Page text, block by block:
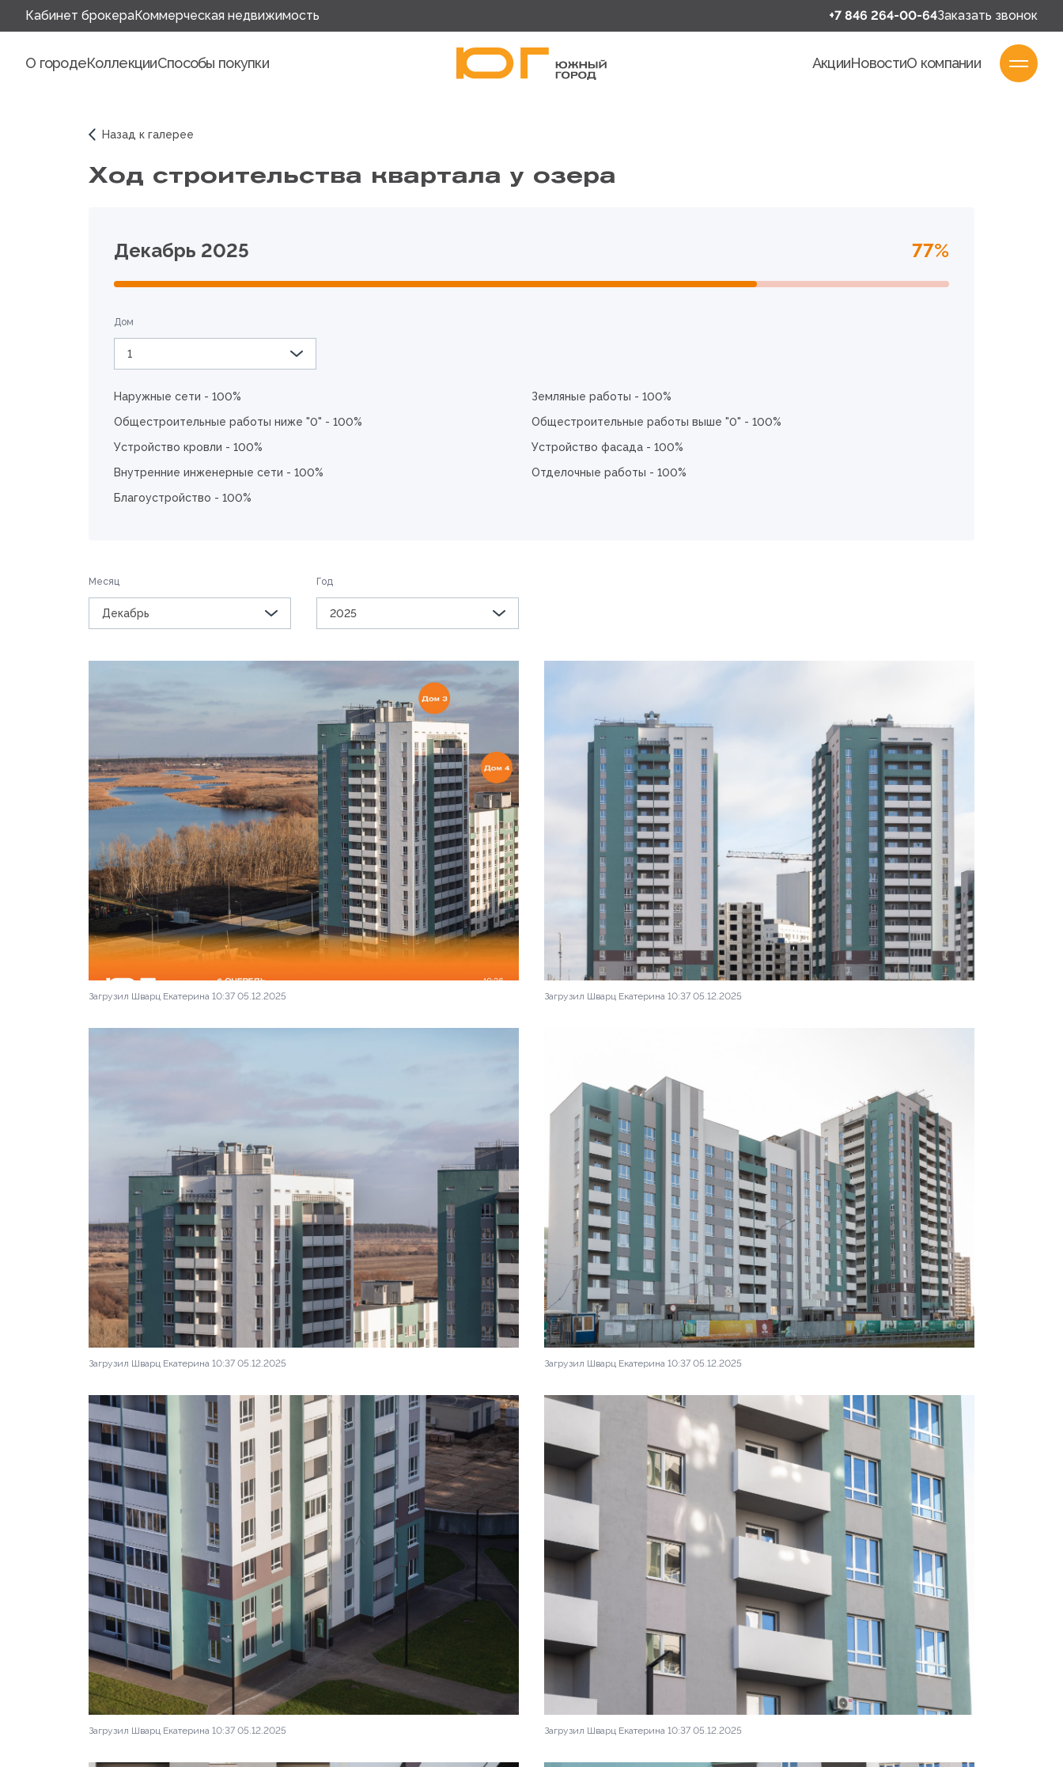
Кабинет брокераКоммерческая недвижимость +7 846 264-00-64Заказать звонок
О городеКоллекцииСпособы покупки АкцииНовостиО компании
Назад к галерее
Ход строительства квартала у озера
Декабрь 2025 77%
Дом
1
Наружные сети - 100%
Земляные работы - 100%
Общестроительные работы ниже "0" - 100%
Общестроительные работы выше "0" - 100%
Устройство кровли - 100%
Устройство фасада - 100%
Внутренние инженерные сети - 100%
Отделочные работы - 100%
Благоустройство - 100%
Месяц
Декабрь
Год
2025
Загрузил Шварц Екатерина 10:37 05.12.2025 Загрузил Шварц Екатерина 10:37 05.12.2025
Загрузил Шварц Екатерина 10:37 05.12.2025 Загрузил Шварц Екатерина 10:37 05.12.2025
Загрузил Шварц Екатерина 10:37 05.12.2025 Загрузил Шварц Екатерина 10:37 05.12.2025